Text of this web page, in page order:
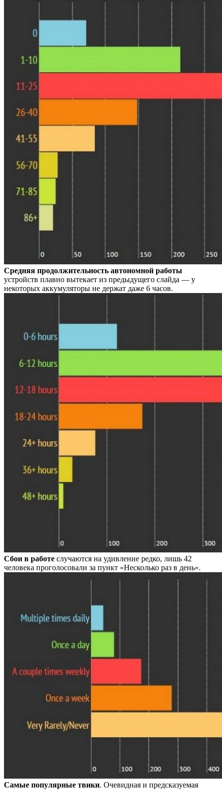
Средняя продолжительность автономной работы
устройств плавно вытекает из предыдущего слайда — у
некоторых аккумуляторы не держат даже 6 часов.
Сбои в работе случаются на удивление редко, лишь 42
человека проголосовали за пункт «Несколько раз в день».
Самые популярные твики. Очевидная и предсказуемая